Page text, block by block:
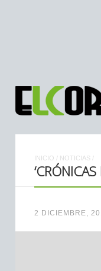
INICIO / NOTICIAS /
2 DICIEMBRE,